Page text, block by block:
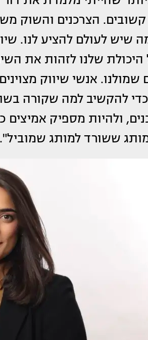
הצרכנים והשוק
שיש לעולם להציע לנו.
שלנו לזהות את
אנשי שיווק
להקשיב למה שקורה
ולהיות מספיק
ששורד למותג שמוביל".